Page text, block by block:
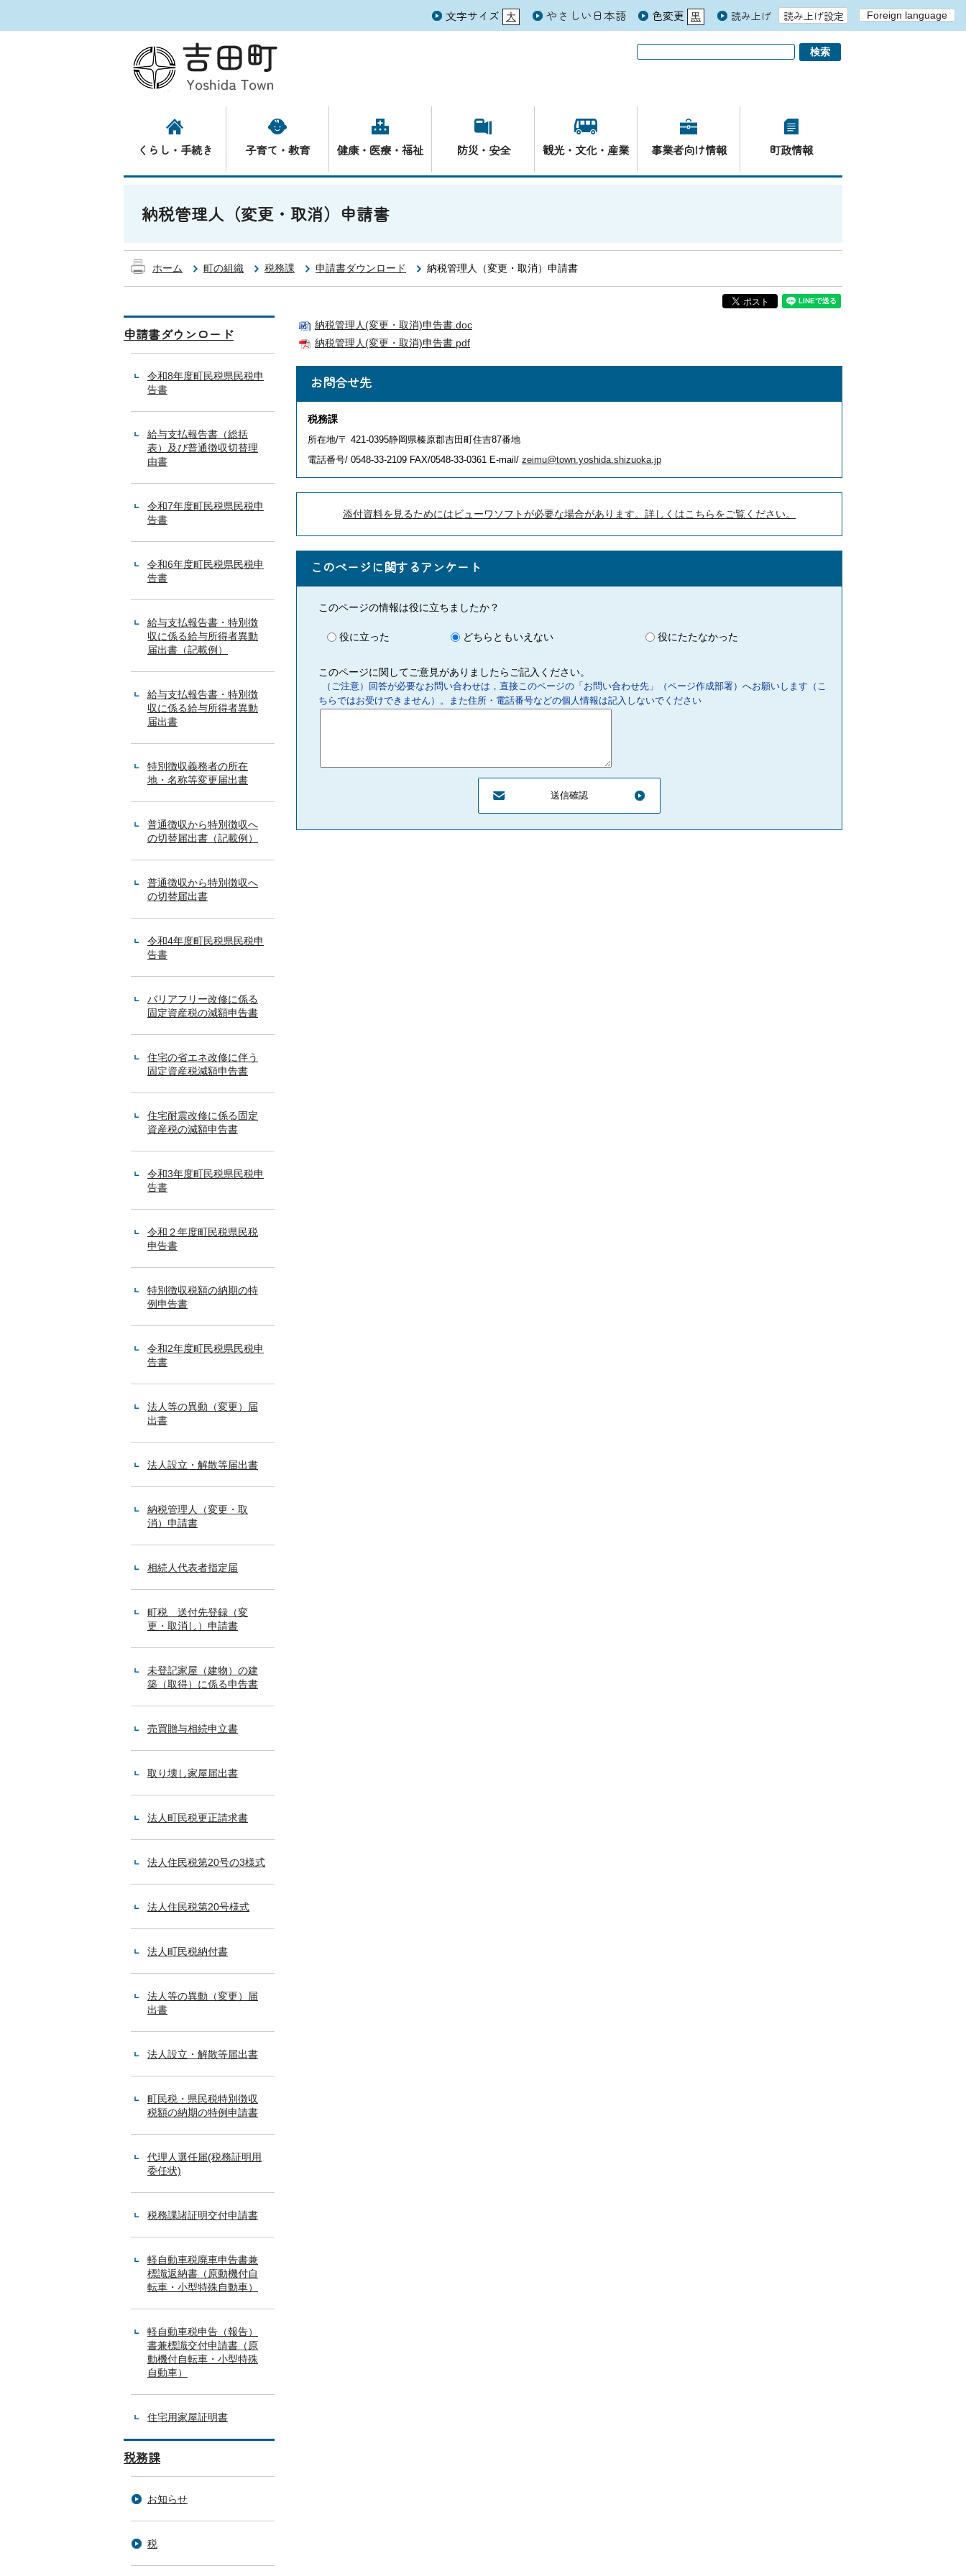
文字サイズ 大
元 やさしい日本語 色変更 黒
青
白 読み上げ 読み上げ設定 Foreign language
くらし・手続き 子育て・教育 健康・医療・福祉 防災・安全 観光・文化・産業 事業者向け情報 町政情報
納税管理人（変更・取消）申請書
ホーム 町の組織 税務課 申請書ダウンロード 納税管理人（変更・取消）申請書
申請書ダウンロード
令和8年度町民税県民税申
告書
給与支払報告書（総括
表）及び普通徴収切替理
由書
令和7年度町民税県民税申
告書
令和6年度町民税県民税申
告書
給与支払報告書・特別徴
収に係る給与所得者異動
届出書（記載例）
給与支払報告書・特別徴
収に係る給与所得者異動
届出書
特別徴収義務者の所在
地・名称等変更届出書
普通徴収から特別徴収へ
の切替届出書（記載例）
普通徴収から特別徴収へ
の切替届出書
令和4年度町民税県民税申
告書
バリアフリー改修に係る
固定資産税の減額申告書
住宅の省エネ改修に伴う
固定資産税減額申告書
住宅耐震改修に係る固定
資産税の減額申告書
令和3年度町民税県民税申
告書
令和２年度町民税県民税
申告書
特別徴収税額の納期の特
例申告書
令和2年度町民税県民税申
告書
法人等の異動（変更）届
出書
法人設立・解散等届出書
納税管理人（変更・取
消）申請書
相続人代表者指定届
町税 送付先登録（変
更・取消し）申請書
未登記家屋（建物）の建
築（取得）に係る申告書
売買贈与相続申立書
取り壊し家屋届出書
法人町民税更正請求書
法人住民税第20号の3様式
法人住民税第20号様式
法人町民税納付書
法人等の異動（変更）届
出書
法人設立・解散等届出書
町民税・県民税特別徴収
税額の納期の特例申請書
代理人選任届(税務証明用
委任状)
税務課諸証明交付申請書
軽自動車税廃車申告書兼
標識返納書（原動機付自
転車・小型特殊自動車）
軽自動車税申告（報告）
書兼標識交付申請書（原
動機付自転車・小型特殊
自動車）
住宅用家屋証明書
税務課
お知らせ
税
納税管理人(変更・取消)申告書.doc
納税管理人(変更・取消)申告書.pdf
お問合せ先
税務課
所在地/〒 421-0395静岡県榛原郡吉田町住吉87番地
電話番号/ 0548-33-2109 FAX/0548-33-0361 E-mail/ zeimu@town.yoshida.shizuoka.jp
添付資料を見るためにはビューワソフトが必要な場合があります。詳しくはこちらをご覧ください。
このページに関するアンケート
このページの情報は役に立ちましたか？
役に立った どちらともいえない 役にたたなかった
このページに関してご意見がありましたらご記入ください。
（ご注意）回答が必要なお問い合わせは，直接このページの「お問い合わせ先」（ページ作成部署）へお願いします（こ
ちらではお受けできません）。また住所・電話番号などの個人情報は記入しないでください